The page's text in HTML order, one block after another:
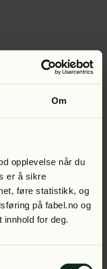
Om
opplevelse når du
er å sikre
føre statistikk, og
på fabel.no og
innhold for deg.